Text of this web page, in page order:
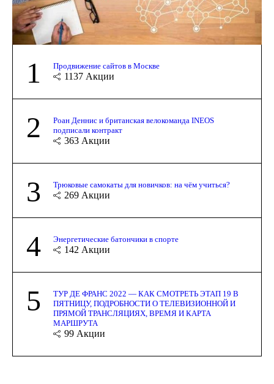
1 Продвижение сайтов в Москве
1137 Акции
2
Роан Деннис и британская велокоманда INEOS
подписали контракт
363 Акции
3 Трюковые самокаты для новичков: на чём учиться?
269 Акции
4 Энергетические батончики в спорте
142 Акции
5
ТУР ДЕ ФРАНС 2022 — КАК СМОТРЕТЬ ЭТАП 19 В
ПЯТНИЦУ, ПОДРОБНОСТИ О ТЕЛЕВИЗИОННОЙ И
ПРЯМОЙ ТРАНСЛЯЦИЯХ, ВРЕМЯ И КАРТА
МАРШРУТА
99 Акции